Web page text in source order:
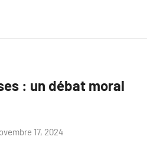
: un débat moral
17, 2024